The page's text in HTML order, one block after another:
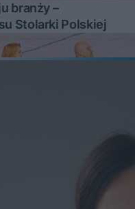
branży –
Stolarki Polskiej